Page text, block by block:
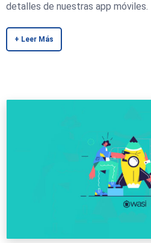
detalles de nuestras app móviles.
+ Leer Más